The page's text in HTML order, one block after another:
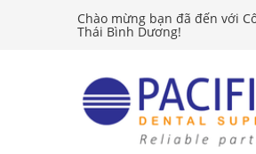
Chào mừng bạn đã đến với
Thái Bình Dương!